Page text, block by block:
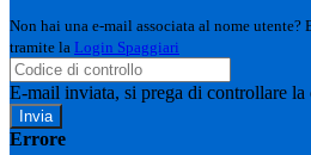
Non hai una e-mail associata al nome utente?
tramite la Login Spaggiari
E-mail inviata, si prega di controllare la
Errore